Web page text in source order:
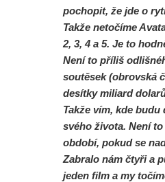
pochopit, že jde o
Takže netočíme
2, 3, 4 a 5. Je to
Není to příliš
soutěsek (obrovská
desítky miliard
Takže vím, kde
svého života. Není
období, pokud se
Zabralo nám čtyři a
jeden film a my